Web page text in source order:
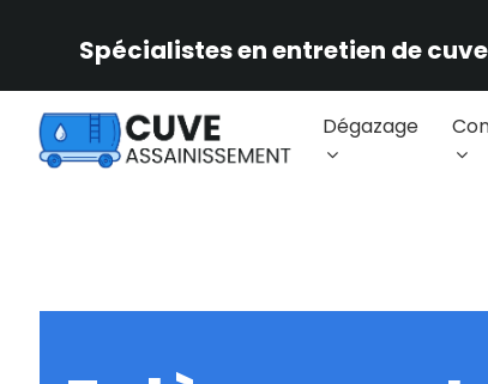
Spécialistes en entretien de
Dégazage